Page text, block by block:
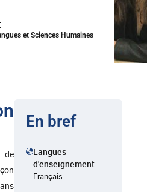
et Sciences Humaines
de
En bref
Langues
d'enseignement
Français